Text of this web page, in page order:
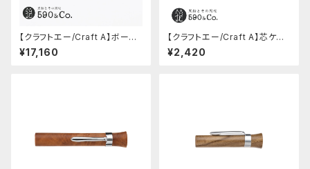
【クラフトエー/Craft A】ボール
ペン BP302 (カマティロ)
¥17,160
【クラフトエー/Craft A】芯ケー
ス (槐)
¥2,420